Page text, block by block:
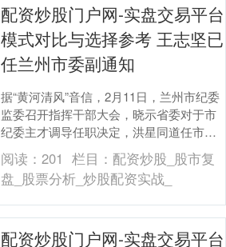
配资炒股门户网-实盘交易平台
模式对比与选择参考 王志坚已
任兰州市委副通知
据“黄河清风”音信，2月11日，兰州市纪委
监委召开指挥干部大会，晓示省委对于市
纪委主才调导任职决定，洪星同道任市委
委员、常委，市纪委通知，提名为市监察
委员会主任....
阅读：201 栏目： 配资炒股_股市复
盘_股票分析_炒股配资实战_
配资炒股门户网-实盘交易平台